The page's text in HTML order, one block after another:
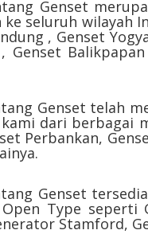
Genset
ke seluruh wilayah
, Genset
Genset
Genset telah
dari berbagai
Perbankan,
Genset
Type seperti
Stamford,